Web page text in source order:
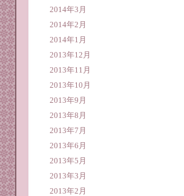
2014年3月
2014年2月
2014年1月
2013年12月
2013年11月
2013年10月
2013年9月
2013年8月
2013年7月
2013年6月
2013年5月
2013年3月
2013年2月